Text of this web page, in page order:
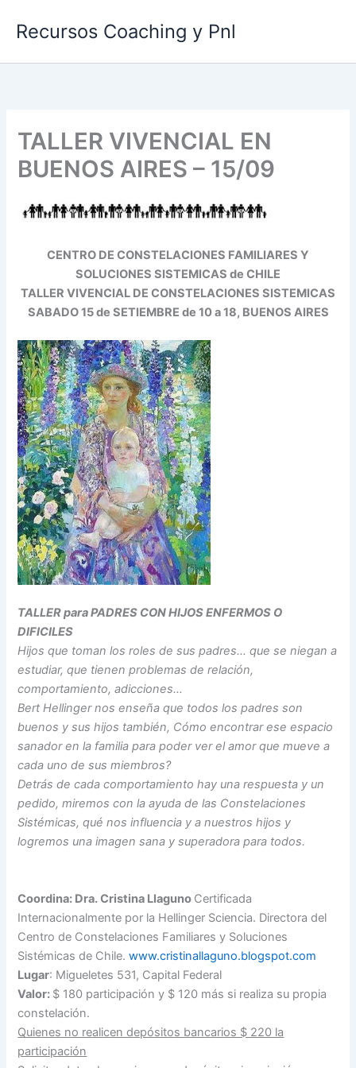
Recursos Coaching y Pnl
TALLER VIVENCIAL EN
BUENOS AIRES – 15/09
CENTRO DE CONSTELACIONES FAMILIARES Y
SOLUCIONES SISTEMICAS de CHILE
TALLER VIVENCIAL DE CONSTELACIONES SISTEMICAS
SABADO 15 de SETIEMBRE de 10 a 18, BUENOS AIRES
TALLER para PADRES CON HIJOS ENFERMOS O
DIFICILES
Hijos que toman los roles de sus padres… que se niegan a
estudiar, que tienen problemas de relación,
comportamiento, adicciones…
Bert Hellinger nos enseña que todos los padres son
buenos y sus hijos también, Cómo encontrar ese espacio
sanador en la familia para poder ver el amor que mueve a
cada uno de sus miembros?
Detrás de cada comportamiento hay una respuesta y un
pedido, miremos con la ayuda de las Constelaciones
Sistémicas, qué nos influencia y a nuestros hijos y
logremos una imagen sana y superadora para todos.
Coordina: Dra. Cristina Llaguno Certificada
Internacionalmente por la Hellinger Sciencia. Directora del
Centro de Constelaciones Familiares y Soluciones
Sistémicas de Chile.www.cristinallaguno.blogspot.com
Lugar: Migueletes 531, Capital Federal
Valor: $ 180 participación y $ 120 más si realiza su propia
constelación.
Quienes no realicen depósitos bancarios $ 220 la
participación